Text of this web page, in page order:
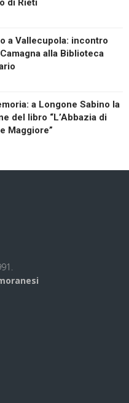
di Rieti
a Vallecupola: incontro
alla Biblioteca
a Longone Sabino la
del libro “L’Abbazia di
Maggiore”